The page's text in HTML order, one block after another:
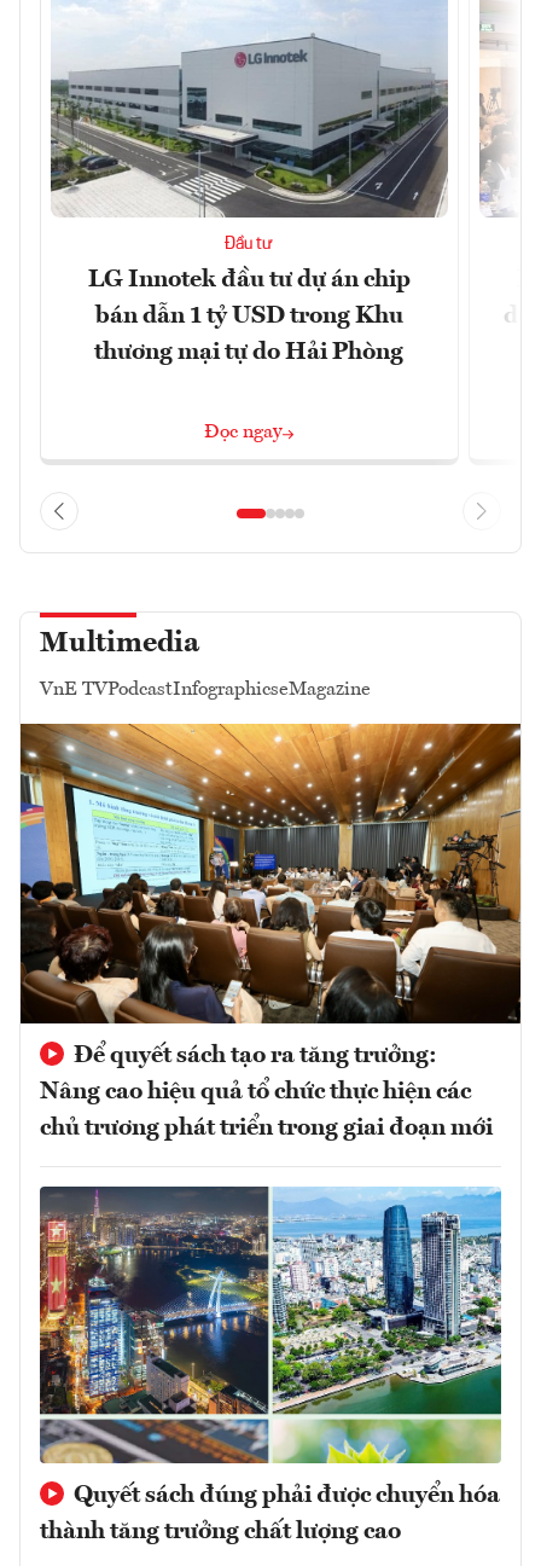
Đầu tư
LG Innotek đầu tư dự án chip
bán dẫn 1 tỷ USD trong Khu
thương mại tự do Hải Phòng
Đọc ngay
Multimedia
VnE TVPodcastInfographicseMagazine
Để quyết sách tạo ra tăng trưởng:
Nâng cao hiệu quả tổ chức thực hiện các
chủ trương phát triển trong giai đoạn mới
Quyết sách đúng phải được chuyển hóa
thành tăng trưởng chất lượng cao